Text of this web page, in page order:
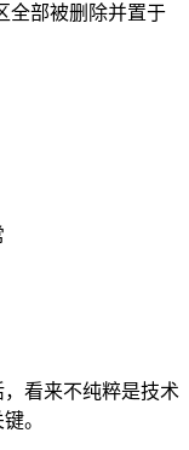
全部被删除并置于
看来不纯粹是技术
。